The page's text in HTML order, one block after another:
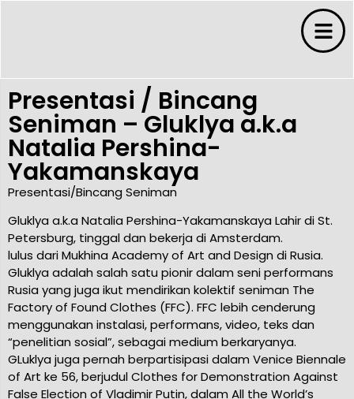
Presentasi / Bincang
Seniman – Gluklya a.k.a
Natalia Pershina-
Yakamanskaya
Presentasi/Bincang Seniman
Gluklya a.k.a Natalia Pershina-Yakamanskaya Lahir di St.
Petersburg, tinggal dan bekerja di Amsterdam.
lulus dari Mukhina Academy of Art and Design di Rusia.
Gluklya adalah salah satu pionir dalam seni performans
Rusia yang juga ikut mendirikan kolektif seniman The
Factory of Found Clothes (FFC). FFC lebih cenderung
menggunakan instalasi, performans, video, teks dan
“penelitian sosial”, sebagai medium berkaryanya.
GLuklya juga pernah berpartisipasi dalam Venice Biennale
of Art ke 56, berjudul Clothes for Demonstration Against
False Election of Vladimir Putin, dalam All the World’s